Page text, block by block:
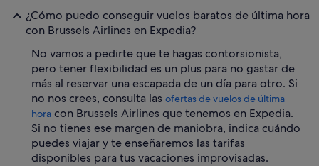
¿Cómo puedo conseguir vuelos baratos de última hora
con Brussels Airlines en Expedia?
No vamos a pedirte que te hagas contorsionista,
pero tener flexibilidad es un plus para no gastar de
más al reservar una escapada de un día para otro. Si
no nos crees, consulta las ofertas de vuelos de última
hora con Brussels Airlines que tenemos en Expedia.
Si no tienes ese margen de maniobra, indica cuándo
puedes viajar y te enseñaremos las tarifas
disponibles para tus vacaciones improvisadas.